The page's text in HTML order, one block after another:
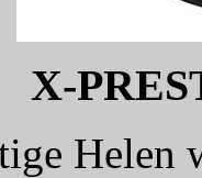
X-
Helen